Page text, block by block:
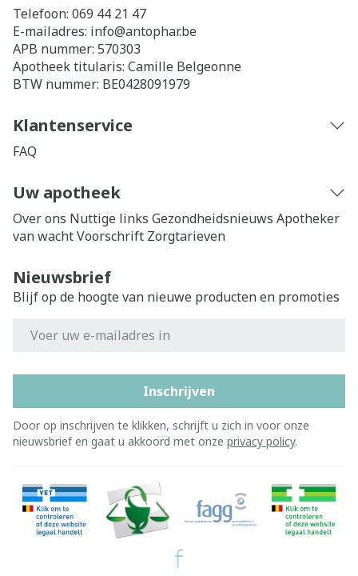
Telefoon: 069 44 21 47
E-mailadres: info@antophar.be
APB nummer: 570303
Apotheek titularis: Camille Belgeonne
BTW nummer: BE0428091979
Klantenservice
FAQ
Uw apotheek
Over ons Nuttige links Gezondheidsnieuws Apotheker
van wachtVoorschrift Zorgtarieven
Nieuwsbrief
Blijf op de hoogte van nieuwe producten en promoties
Inschrijven
Door op inschrijven te klikken, schrijft u zich in voor onze
nieuwsbrief en gaat u akkoord met onze privacy policy.